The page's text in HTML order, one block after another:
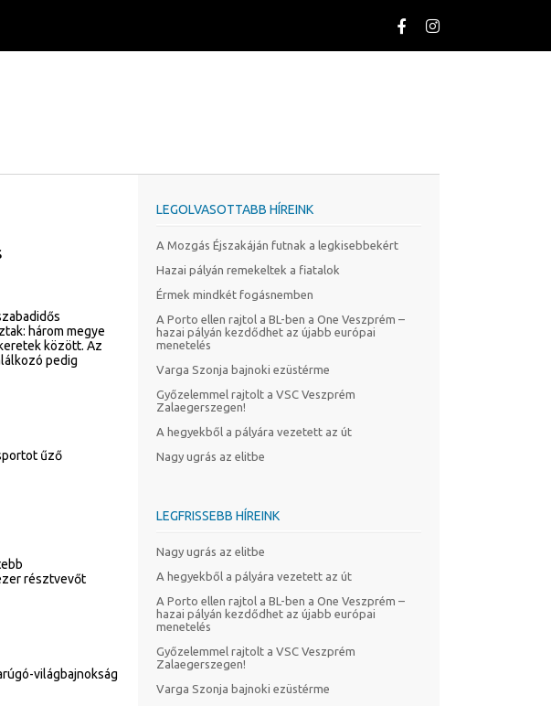
három megye
között. Az
pedig
űző
résztvevőt
világbajnokság
LEGOLVASOTTABB HÍREINK
A Mozgás Éjszakáján futnak a legkisebbekért
Hazai pályán remekeltek a fiatalok
Érmek mindkét fogásnemben
A Porto ellen rajtol a BL-ben a One Veszprém –
hazai pályán kezdődhet az újabb európai
menetelés
Varga Szonja bajnoki ezüstérme
Győzelemmel rajtolt a VSC Veszprém
Zalaegerszegen!
A hegyekből a pályára vezetett az út
Nagy ugrás az elitbe
LEGFRISSEBB HÍREINK
Nagy ugrás az elitbe
A hegyekből a pályára vezetett az út
A Porto ellen rajtol a BL-ben a One Veszprém –
hazai pályán kezdődhet az újabb európai
menetelés
Győzelemmel rajtolt a VSC Veszprém
Zalaegerszegen!
Varga Szonja bajnoki ezüstérme